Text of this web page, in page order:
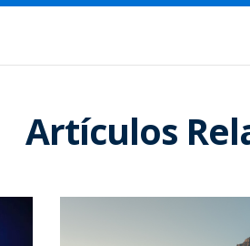
Artículos